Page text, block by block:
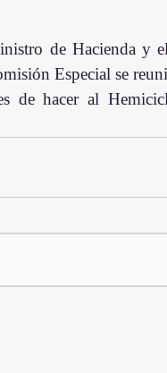
de Hacienda y
Especial se
de hacer al